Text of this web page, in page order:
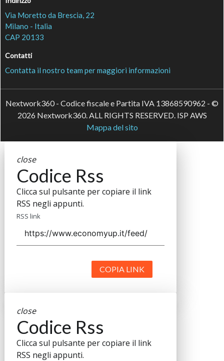
Via Moretto da Brescia, 22
Milano - Italia
CAP 20133
Contatti
Contatta il nostro team per maggiori informazioni
Nextwork360 - Codice fiscale e Partita IVA 13868590962 - ©
2026 Nextwork360. ALL RIGHTS RESERVED. ISP AWS
Mappa del sito
close
Codice Rss
Clicca sul pulsante per copiare il link
RSS negli appunti.
RSS link
COPIA LINK
close
Codice Rss
Clicca sul pulsante per copiare il link
RSS negli appunti.